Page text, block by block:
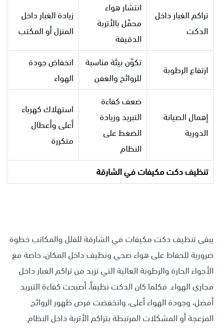
تراكم الغبار داخل
الدكت
انتشار هواء
محمّل بالأتربة
الدقيقة
زيادة الغبار داخل
المنزل أو المكتب
ارتفاع الرطوبة
تكوّن بيئة مناسبة
للروائح والعفن
انخفاض جودة
الهواء
إهمال الصيانة
الدورية
ضعف كفاءة
التبريد وزيادة
الضغط على
النظام
استهلاك كهرباء
أعلى وأعطال
متكررة
تنظيف دكت مكيفات في الشارقة
يبقى تنظيف دكت مكيفات في الشارقة للفلل والمكاتب خطوة
ضرورية للحفاظ على هواء صحي ونظيف داخل المكان، خاصة مع
الأجواء الحارة والرطوبة العالية التي تزيد من تراكم الغبار داخل
مجاري الهواء. فكلما كان الدكت نظيفاً، أصبحت كفاءة التبريد
أفضل، وجودة الهواء أعلى، وانخفضت فرص ظهور الروائح
المزعجة أو المشكلات المرتبطة بتراكم الأتربة داخل النظام.